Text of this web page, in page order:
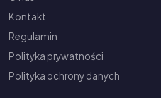
Kontakt
Regulamin
Polityka prywatności
Polityka ochrony danych